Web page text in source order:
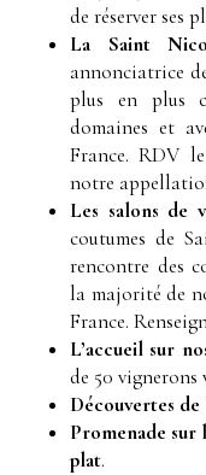
de réserver ses
La Saint
annonciatrice
plus en plus
domaines et
France. RDV
notre
Les salons de
coutumes de
rencontre des
la majorité de
France.
L’accueil sur
de 50
Découvertes
Promenade sur
plat.